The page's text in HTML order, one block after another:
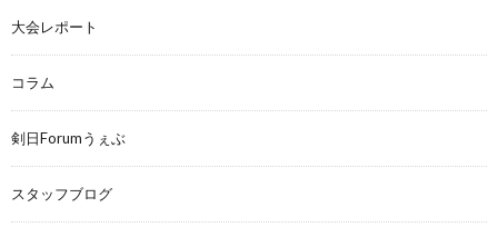
大会レポート
コラム
剣日Forumうぇぶ
スタッフブログ